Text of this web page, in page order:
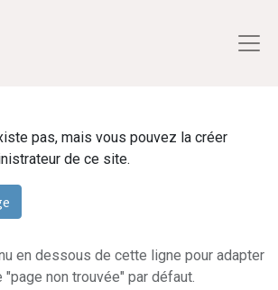
pas, mais vous pouvez la créer
de ce site.
en dessous de cette ligne pour adapter
"page non trouvée" par défaut.